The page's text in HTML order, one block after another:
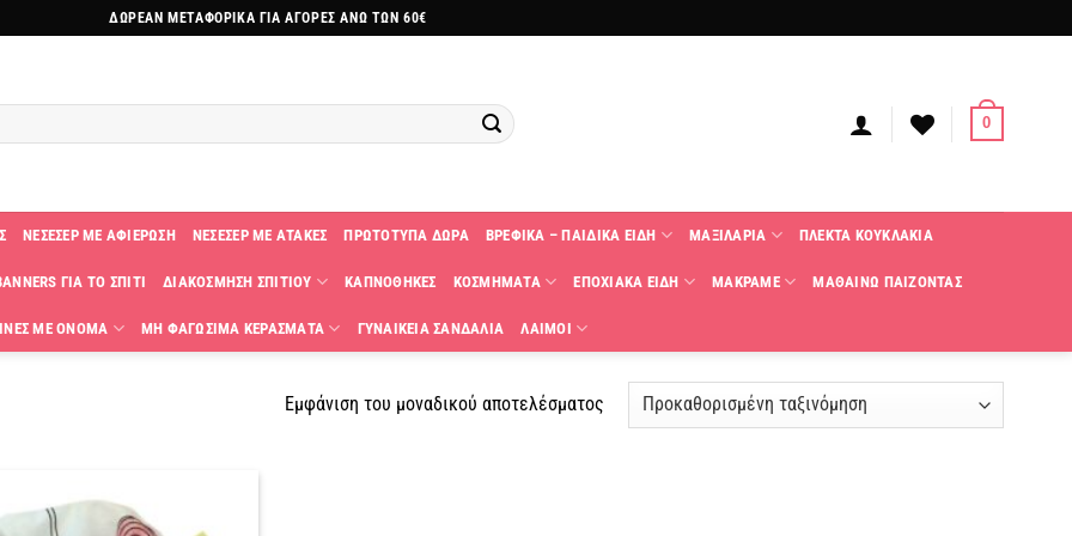
ΔΩΡΕΑΝ ΜΕΤΑΦΟΡΙΚΑ ΓΙΑ ΑΓΟΡΕΣ ΑΝΩ ΤΩΝ 60€
0
ΝΕΣΕΣΕΡ ΜΕ ΑΦΙΕΡΩΣΗ ΝΕΣΕΣΕΡ ΜΕ ΑΤΑΚΕΣ ΠΡΩΤΟΤΥΠΑ ΔΩΡΑ ΒΡΕΦΙΚΑ – ΠΑΙΔΙΚΑ ΕΙΔΗ ΜΑΞΙΛΑΡΙΑ ΠΛΕΚΤΑ KΟΥΚΛΑΚΙΑ
ΓΙΑ ΤΟ ΣΠΙΤΙ ΔΙΑΚΟΣΜΗΣΗ ΣΠΙΤΙΟΥ ΚΑΠΝΟΘΗΚΕΣ ΚΟΣΜΗΜΑΤΑ ΕΠΟΧΙΑΚΑ ΕΙΔΗ ΜΑΚΡΑΜΕ ΜΑΘΑΙΝΩ ΠΑΙΖΟΝΤΑΣ
ΜΕ ΟΝΟΜΑ ΜΗ ΦΑΓΩΣΙΜΑ ΚΕΡΑΣΜΑΤΑ ΓΥΝΑΙΚΕΙΑ ΣΑΝΔΑΛΙΑ ΛΑΙΜΟΙ
Εμφάνιση του μοναδικού αποτελέσματος